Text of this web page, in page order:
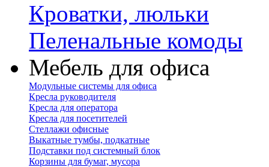
Кроватки, люльки
Пеленальные комоды
Мебель для офиса
Модульные системы для офиса
Кресла руководителя
Кресла для оператора
Кресла для посетителей
Стеллажи офисные
Выкатные тумбы, подкатные
Подставки под системный блок
Корзины для бумаг, мусора